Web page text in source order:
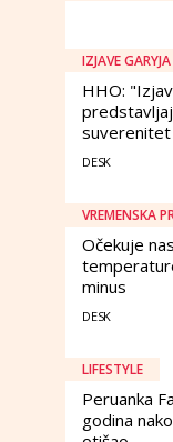
IZJAVE
HHO:
DESK
VREMENSKA
Očekuje
minus
DESK
LIFESTYLE
Peruanka
godina